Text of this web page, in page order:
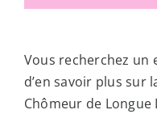
Vous recherchez un
d’en savoir plus sur
Chômeur de Longue